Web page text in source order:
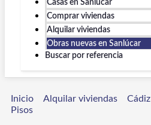
Casas en Sanlúcar
Comprar viviendas
Alquilar viviendas
Obras nuevas en Sanlúcar
Buscar por referencia
Inicio Alquilar viviendas Cádiz
Pisos